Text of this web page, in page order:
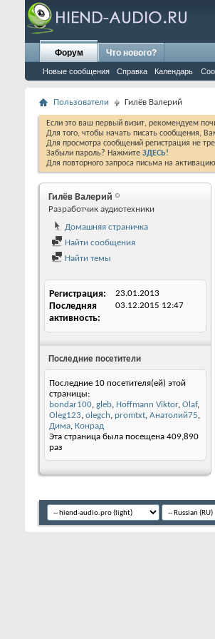
Форум
Новые сообщения Справка Календарь
Что нового?
Пользователи Гилёв Валерий
Если это ваш первый визит, рекомендуем
Для того, чтобы начать писать сообщения,
Для просмотра сообщений регистрация не
Забыли пароль? Нажмите ЗДЕСЬ!
Для повторного запроса письма на
Гилёв Валерий
Разработчик аудиотехники
Домашняя страничка
Найти сообщения
Найти темы
Регистрация 23.01.2013
Последняя
активность
03.12.2015 12:47
Последние посетители
Последние 10 посетителя(ей) этой
страницы:
bondar100, gleb, Hoffmann Viktor, Olaf,
Oleg123, olegch, promtxt, Анатолий75,
Дима, Конрад
Эта страница была посещена 409,890
раз